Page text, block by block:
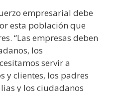
empresarial debe
esta población que
“Las empresas deben
los
servir a
y clientes, los padres
y los ciudadanos